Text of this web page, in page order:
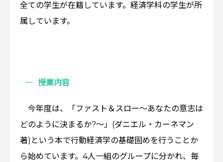
全ての学生が在籍しています。経済学科の学生が所
属しています。
授業内容
今年度は、「ファスト＆スロー～あなたの意志は
どのように決まるか?～」(ダニエル・カーネマン
著)という本で行動経済学の基礎固めを行うことか
ら始めています。4人一組のグループに分かれ、毎